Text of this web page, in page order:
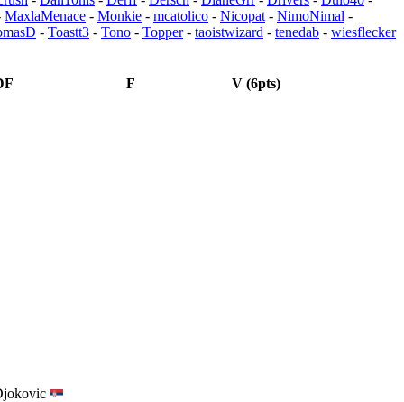
MaxlaMenace - Monkie - mcatolico - Nicopat - NimoNimal -
- Toastt3 - Tono - Topper- taoistwizard - tenedab - wiesflecker
F
V (6pts)